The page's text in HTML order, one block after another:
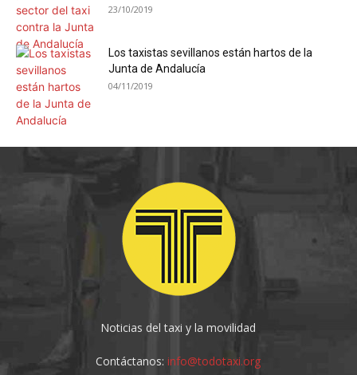
23/10/2019
Los taxistas sevillanos están hartos de la
Junta de Andalucía
04/11/2019
Noticias del taxi y la movilidad
Contáctanos:info@todotaxi.org